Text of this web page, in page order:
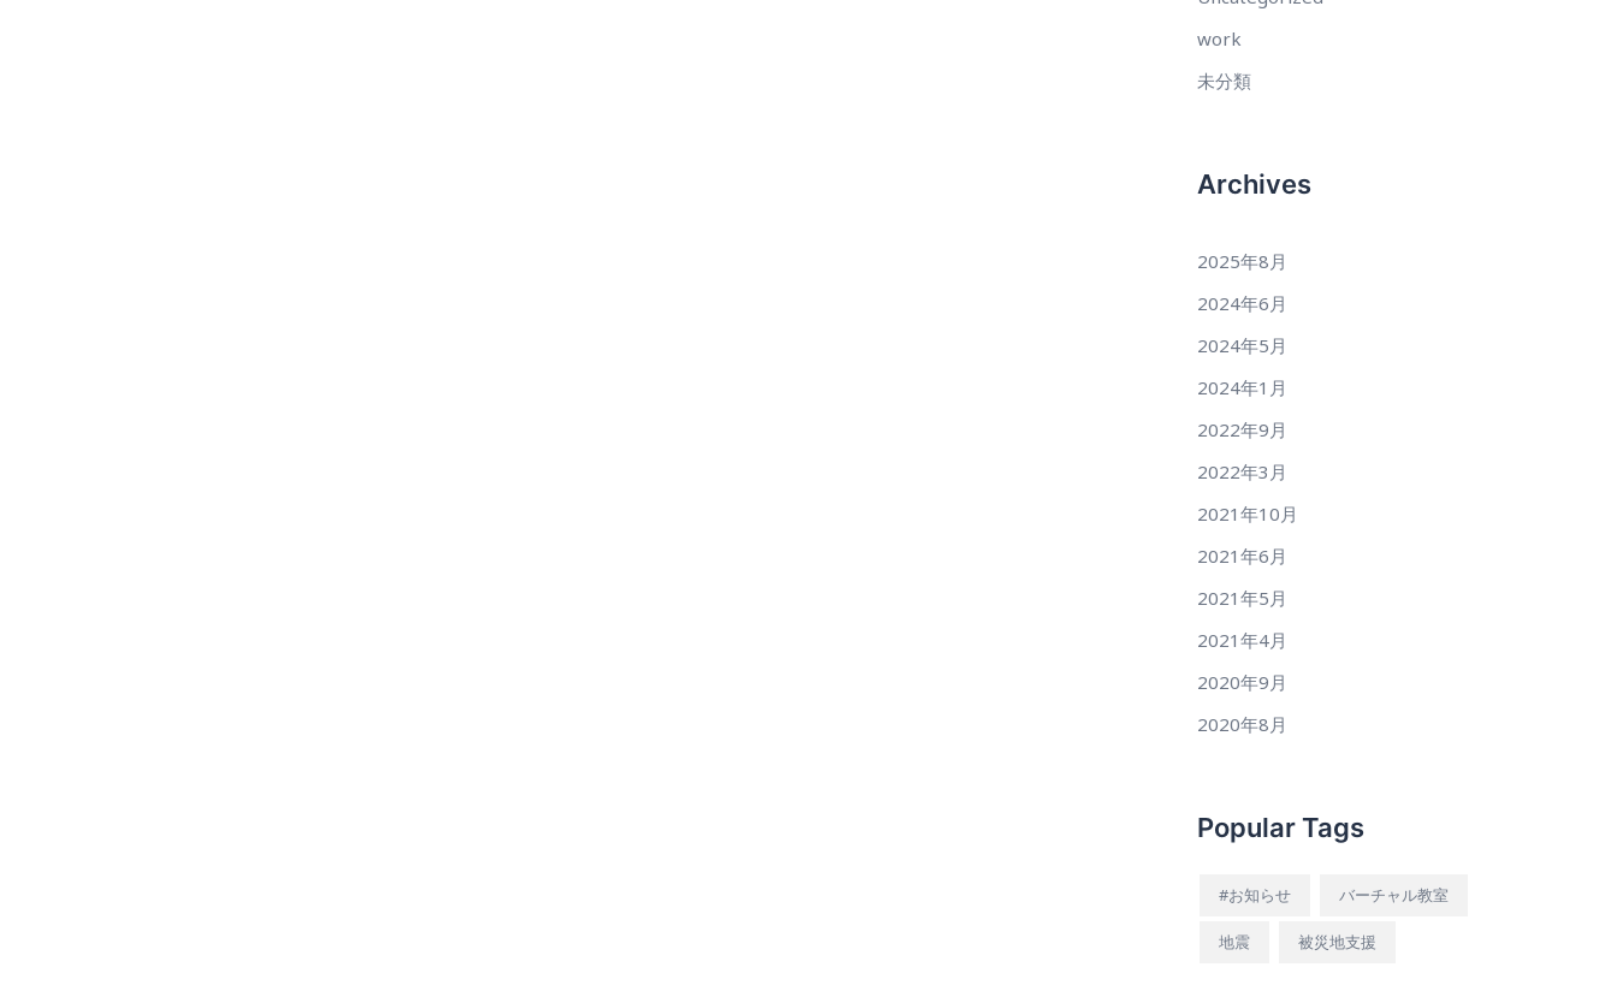
work
未分類
Archives
2025年8月
2024年6月
2024年5月
2024年1月
2022年9月
2022年3月
2021年10月
2021年6月
2021年5月
2021年4月
2020年9月
2020年8月
Popular Tags
#お知らせ バーチャル教室
地震 被災地支援